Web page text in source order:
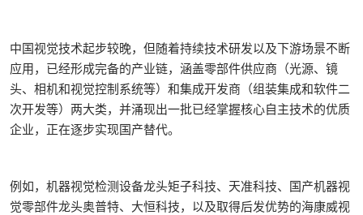
中国视觉技术起步较晚，但随着持续技术研发以及下游场景不断
应用，已经形成完备的产业链，涵盖零部件供应商（光源、镜
头、相机和视觉控制系统等）和集成开发商（组装集成和软件二
次开发等）两大类，并涌现出一批已经掌握核心自主技术的优质
企业，正在逐步实现国产替代。
例如，机器视觉检测设备龙头矩子科技、天准科技、国产机器视
觉零部件龙头奥普特、大恒科技，以及取得后发优势的海康威视